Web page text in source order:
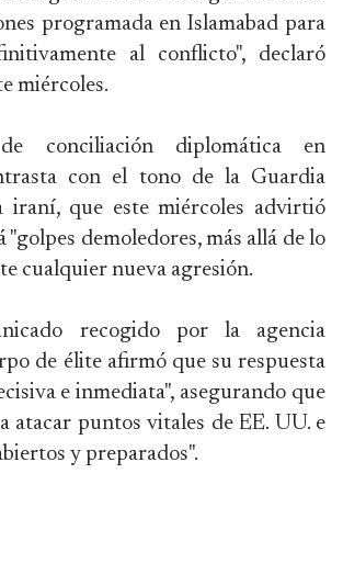
programada en Islamabad para
al conflicto", declaró
miércoles.
conciliación diplomática en
con el tono de la Guardia
iraní, que este miércoles advirtió
demoledores, más allá de lo
cualquier nueva agresión.
recogido por la agencia
de élite afirmó que su respuesta
e inmediata", asegurando que
atacar puntos vitales de EE. UU. e
y preparados".